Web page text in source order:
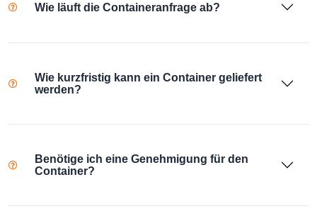
Wie läuft die Containeranfrage ab?
Wie kurzfristig kann ein Container geliefert
werden?
Benötige ich eine Genehmigung für den
Container?